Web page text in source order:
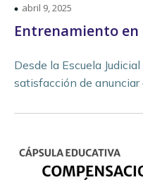
abril 9, 2025
Entrenamiento en
Desde la Escuela
satisfacción de